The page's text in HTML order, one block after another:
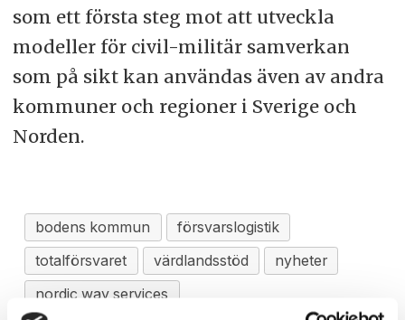
som ett första steg mot att utveckla
modeller för civil-militär samverkan
som på sikt kan användas även av andra
kommuner och regioner i Sverige och
Norden.
bodens kommun
försvarslogistik
totalförsvaret
värdlandsstöd
nyheter
nordic way services